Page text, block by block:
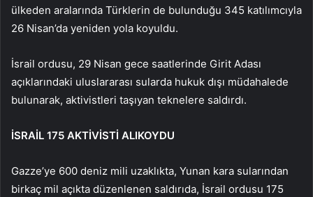
ülkeden aralarında Türklerin de bulunduğu 345 katılımcıyla
26 Nisan’da yeniden yola koyuldu.
İsrail ordusu, 29 Nisan gece saatlerinde Girit Adası
açıklarındaki uluslararası sularda hukuk dışı müdahalede
bulunarak, aktivistleri taşıyan teknelere saldırdı.
İSRAİL 175 AKTİVİSTİ ALIKOYDU
Gazze’ye 600 deniz mili uzaklıkta, Yunan kara sularından
birkaç mil açıkta düzenlenen saldırıda, İsrail ordusu 175